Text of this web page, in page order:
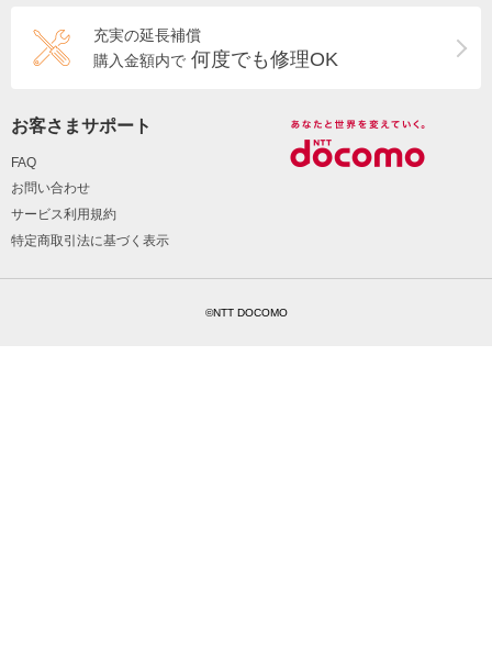
充実の延長補償
購入金額内で 何度でも修理OK
お客さまサポート
FAQ
お問い合わせ
サービス利用規約
特定商取引法に基づく表示
©NTT DOCOMO